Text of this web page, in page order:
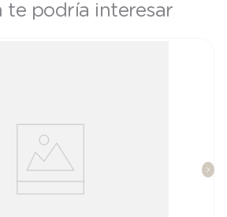
te podría interesar